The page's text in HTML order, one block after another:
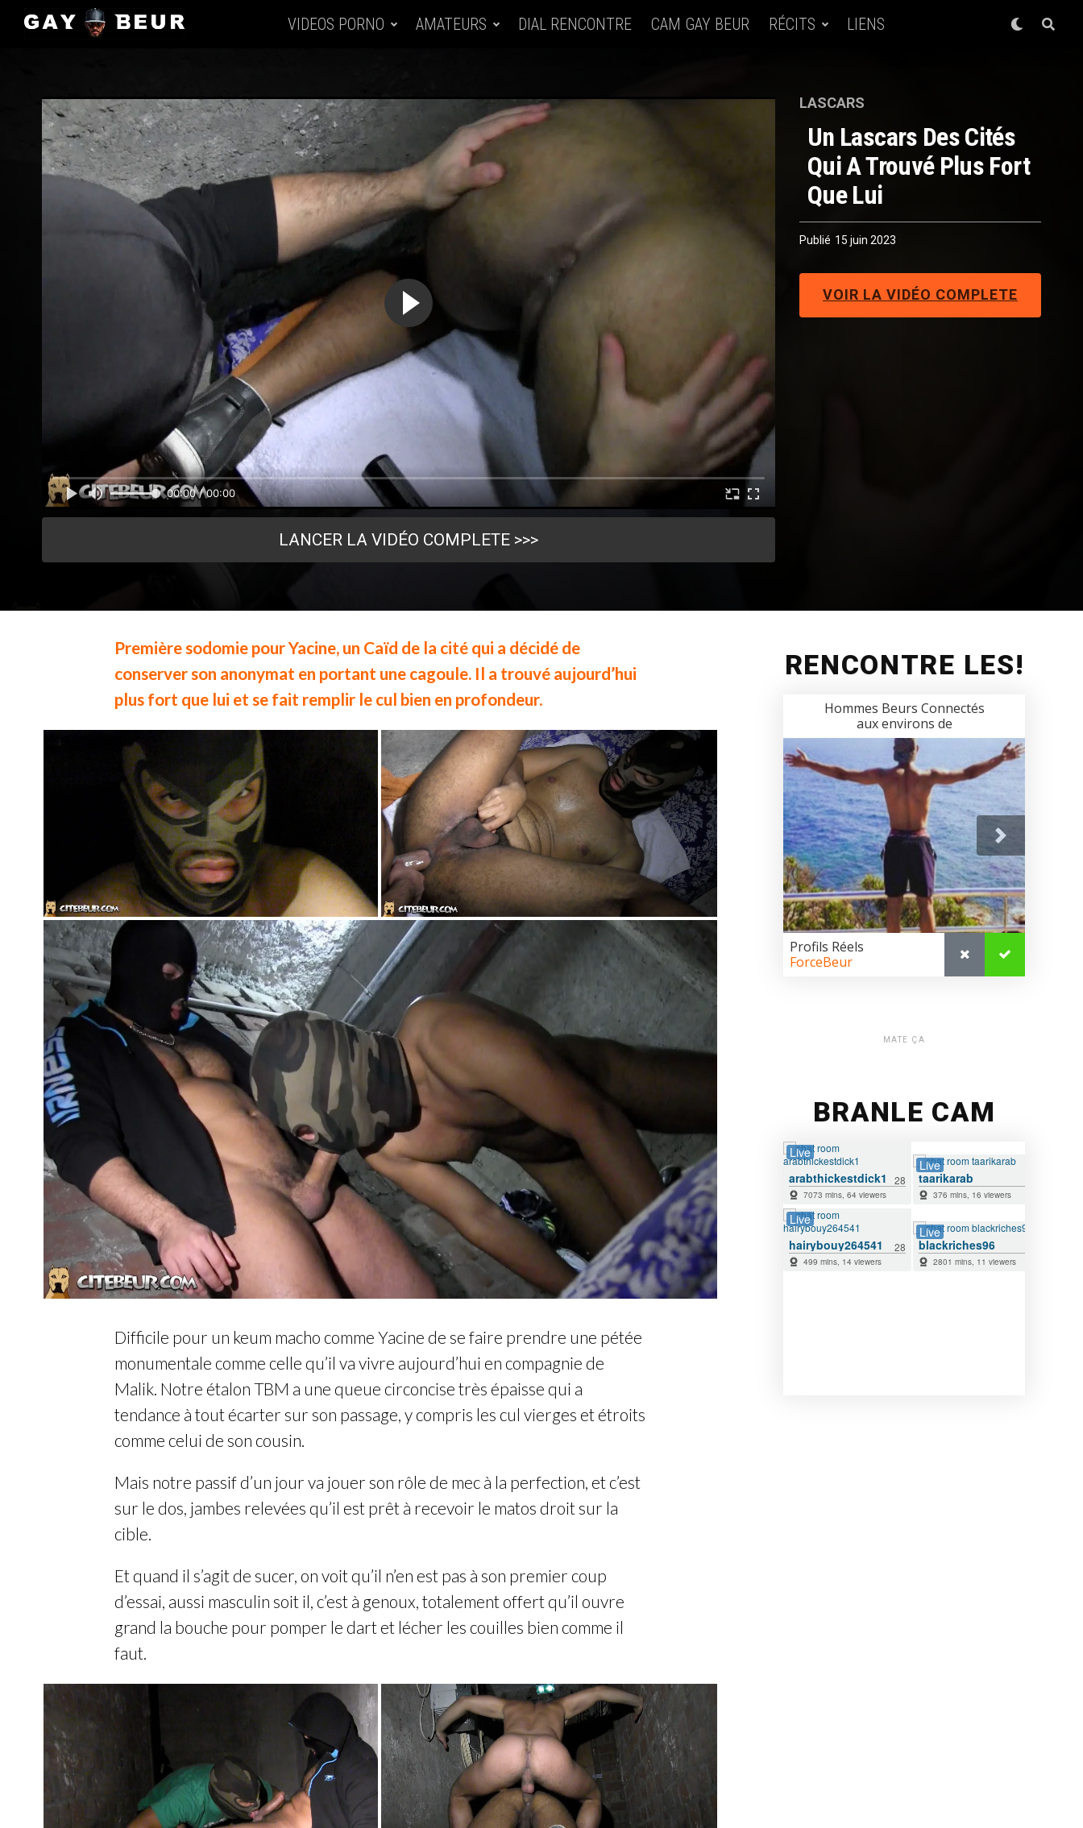
VIDEOS PORNO AMATEURS DIAL RENCONTRE CAM GAY BEUR RÉCITS LIENS
00:00 / 00:00
LANCER LA VIDÉO COMPLETE >>>
LASCARS
Un Lascars Des Cités
Qui A Trouvé Plus Fort
Que Lui
Publié 15 juin 2023
VOIR LA VIDÉO COMPLETE
Première sodomie pour Yacine, un Caïd de la cité qui a décidé de
conserver son anonymat en portant une cagoule. Il a trouvé aujourd’hui
plus fort que lui et se fait remplir le cul bien en profondeur.
Difficile pour un keum macho comme Yacine de se faire prendre une pétée
monumentale comme celle qu’il va vivre aujourd’hui en compagnie de
Malik. Notre étalon TBM a une queue circoncise très épaisse qui a
tendance à tout écarter sur son passage, y compris les cul vierges et étroits
comme celui de son cousin.
Mais notre passif d’un jour va jouer son rôle de mec à la perfection, et c’est
sur le dos, jambes relevées qu’il est prêt à recevoir le matos droit sur la
cible.
Et quand il s’agit de sucer, on voit qu’il n’en est pas à son premier coup
d’essai, aussi masculin soit il, c’est à genoux, totalement offert qu’il ouvre
grand la bouche pour pomper le dart et lécher les couilles bien comme il
faut.
RENCONTRE LES!
MATE ÇA
BRANLE CAM